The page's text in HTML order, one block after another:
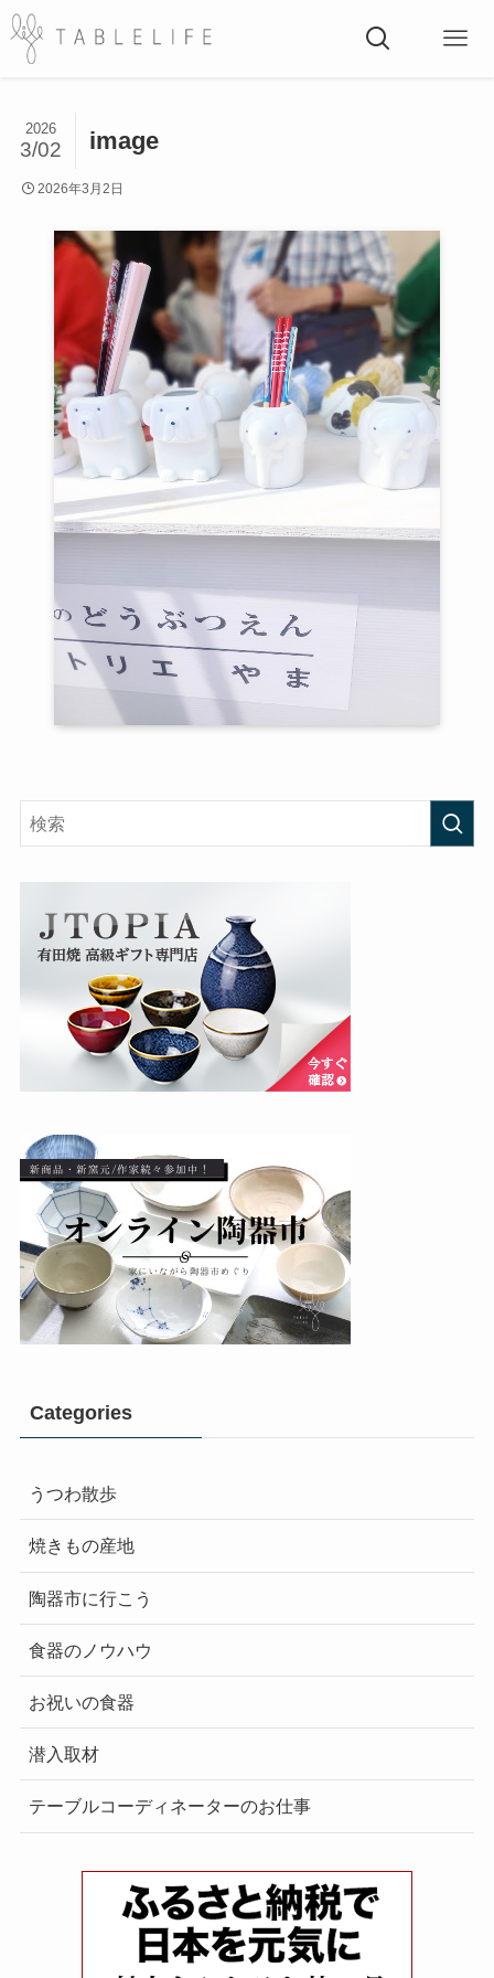
image
2026
3/02
2026年3月2日
Categories
うつわ散歩
焼きもの産地
陶器市に行こう
食器のノウハウ
お祝いの食器
潜入取材
テーブルコーディネーターのお仕事